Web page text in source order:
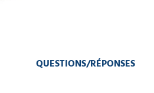
QUESTIONS/RÉPONSES